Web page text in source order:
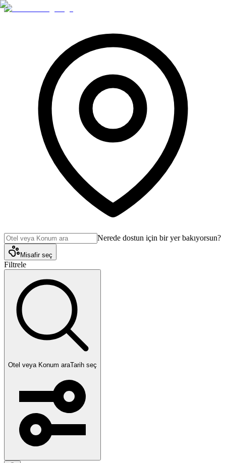
Nerede dostun için bir yer bakıyorsun?
Misafir seç
Filtrele
Otel veya Konum araTarih seç